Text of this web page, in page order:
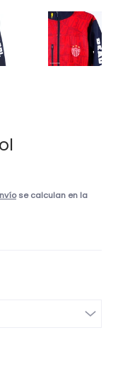
se calculan en la